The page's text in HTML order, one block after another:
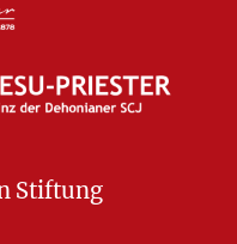
Stiftung